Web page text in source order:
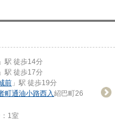
」駅 徒歩14分
」駅 徒歩17分
前 」駅 徒歩19分
町通油小路西入紹巴町26
1室